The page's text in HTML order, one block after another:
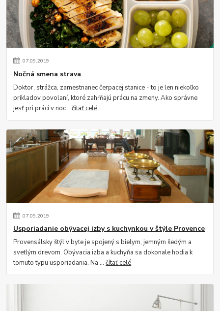
07.09.2019
Nočná smena strava
Doktor, strážca, zamestnanec čerpacej stanice - to je len niekoľko
príkladov povolaní, ktoré zahŕňajú prácu na zmeny. Ako správne
jesť pri práci v noc...čítať celé
07.09.2019
Usporiadanie obývacej izby s kuchynkou v štýle Provence
Provensálsky štýl v byte je spojený s bielym, jemným šedým a
svetlým drevom. Obývacia izba a kuchyňa sa dokonale hodia k
tomuto typu usporiadania. Na ...čítať celé